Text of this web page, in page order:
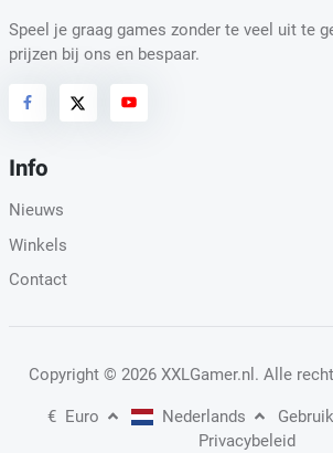
Speel je graag games zonder te veel uit te
prijzen bij ons en bespaar.
Info
Nieuws
Winkels
Contact
Copyright © 2026 XXLGamer.nl . Alle
€ Euro Nederlands
Privacybeleid